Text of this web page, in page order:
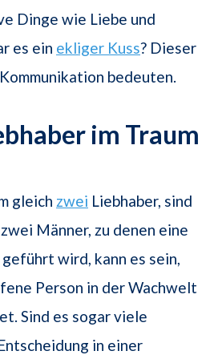
Dinge wie Liebe und
es ein ekliger Kuss? Dieser
bedeuten.
im Traum
gleich zwei Liebhaber, sind
Männer, zu denen eine
wird, kann es sein,
Person in der Wachwelt
Sind es sogar viele
in einer